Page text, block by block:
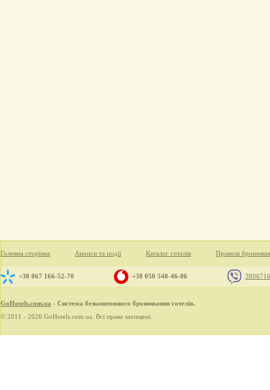
Головна сторінка Анонси та події Каталог готелів Правила
+38 067 166-52-70 +38 050 548-46-06
GoHotels.com.ua - Система безкоштовного бронювання готелів.
© 2011 - 2026 GoHotels.com.ua. Всі права захищені.